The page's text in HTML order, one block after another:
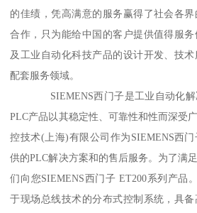
的佳绩，凭高满意的服务赢得了社会各
合作，只为能给中国的客户提供值得服
及工业自动化科技产品的设计开发、技
配套服务领域。
SIEMENS西门子是工业自动化解
PLC产品以其稳定性、可靠性和性而深受
控技术(上海)有限公司作为SIEMENS西
供的PLC解决方案和的售后服务。为了满
们向您SIEMENS西门子 ET200系列产品
于现场总线技术的分布式控制系统，具